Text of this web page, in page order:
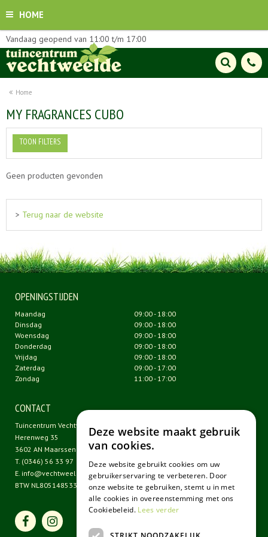
HOME
Home
Vandaag geopend van 11:00 t/m 17:00
MY FRAGRANCES CUBO
TOON FILTERS
Geen producten gevonden
> Terug naar de website
OPENINGSTIJDEN
Maandag
09:00 - 18:00
Dinsdag
09:00 - 18:00
Woensdag
09:00 - 18:00
Donderdag
09:00 - 18:00
Vrijdag
09:00 - 18:00
Zaterdag
09:00 - 17:00
Zondag
11:00 - 17:00
CONTACT
Tuincentrum Vechtweelde
Herenweg 35
3602 AN Maarssen
T. (0346) 56 33 97
E. info@vechtweelde.nl
BTW NL805148533B01
Deze website maakt gebruik
van cookies.
Deze website gebruikt cookies om uw
gebruikerservaring te verbeteren. Door
onze website te gebruiken, stemt u in met
alle cookies in overeenstemming met ons
Cookiebeleid. Lees verder